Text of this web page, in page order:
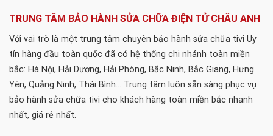
TRUNG TÂM BẢO HÀNH SỬA CHỮA ĐIỆN TỬ CHÂU ANH
Với vai trò là một trung tâm chuyên bảo hành sửa chữa tivi Uy
tín hàng đầu toàn quốc đã có hệ thống chi nhánh toàn miền
bắc: Hà Nội, Hải Dương, Hải Phòng, Bắc Ninh, Bắc Giang, Hưng
Yên, Quảng Ninh, Thái Bình... Trung tâm luôn sẵn sàng phục vụ
bảo hành sửa chữa tivi cho khách hàng toàn miền bắc nhanh
nhất, giá rẻ nhất.